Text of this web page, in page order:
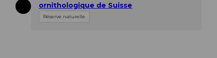
ornithologique de Suisse
Réserve naturelle